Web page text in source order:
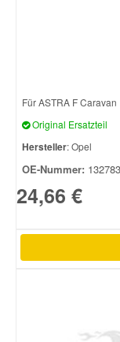
Für ASTRA F
Original Ersatzteil
Hersteller: Opel
OE-Nummer:
24,66 €